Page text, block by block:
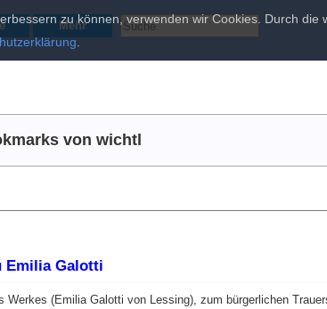
Mehr
von wichtl
Emilia Galotti
Werkes (Emilia Galotti von Lessing), zum bürgerlichen
zu können, verwenden wir Cookies. Durch